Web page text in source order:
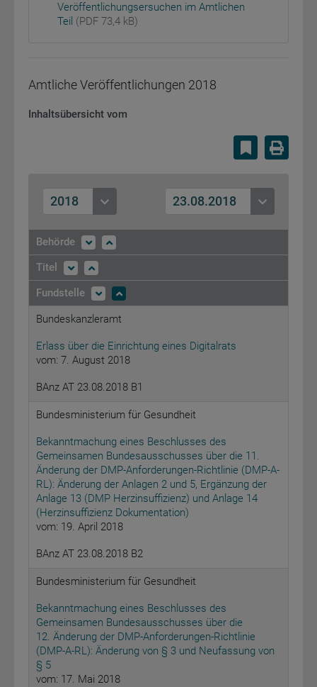
Veröffentlichungsersuchen im Amtlichen
Teil (PDF 73,4 kB)
Amtliche Veröffentlichungen 2018
Inhaltsübersicht vom
2018 23.08.2018
Behörde
Titel
Fundstelle
Bundeskanzleramt
Erlass über die Einrichtung eines Digitalrats
vom: 7. August 2018
BAnz AT 23.08.2018 B1
Bundesministerium für Gesundheit
Bekanntmachung eines Beschlusses des
Gemeinsamen Bundesausschusses über die 11.
Änderung der DMP-Anforderungen-Richtlinie (DMP-A-
RL): Änderung der Anlagen 2 und 5, Ergänzung der
Anlage 13 (DMP Herzinsuffizienz) und Anlage 14
(Herzinsuffizienz Dokumentation)
vom: 19. April 2018
BAnz AT 23.08.2018 B2
Bundesministerium für Gesundheit
Bekanntmachung eines Beschlusses des
Gemeinsamen Bundesausschusses über die
12. Änderung der DMP-Anforderungen-Richtlinie
(DMP-A-RL): Änderung von § 3 und Neufassung von
§ 5
vom: 17. Mai 2018